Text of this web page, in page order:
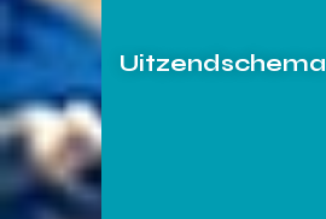
Uitzendschema